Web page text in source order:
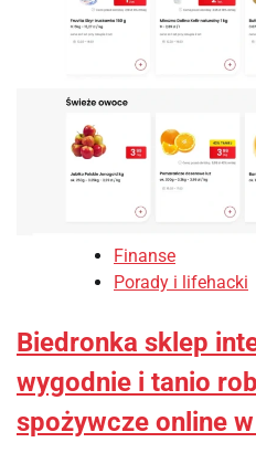
Finanse
Porady i lifehacki
Biedronka sklep
wygodnie i tanio
spożywcze online